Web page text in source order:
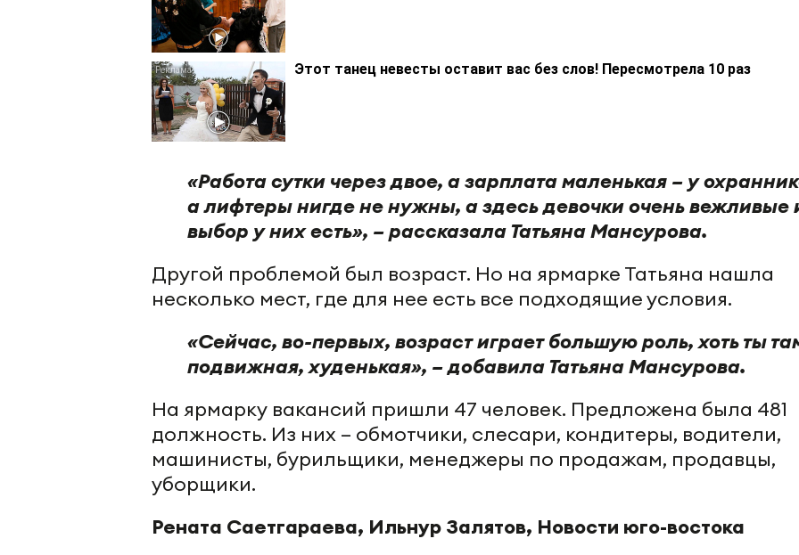
Этот танец невесты оставит вас без слов! Пересмотрела 10 раз
«Работа сутки через двое, а зарплата маленькая – у
а лифтеры нигде не нужны, а здесь девочки очень вежливые
выбор у них есть», – рассказала Татьяна Мансурова.
Другой проблемой был возраст. Но на ярмарке Татьяна нашла
несколько мест, где для нее есть все подходящие условия.
«Сейчас, во-первых, возраст играет большую роль, хоть ты
подвижная, худенькая», – добавила Татьяна Мансурова.
На ярмарку вакансий пришли 47 человек. Предложена была 481
должность. Из них – обмотчики, слесари, кондитеры, водители,
машинисты, бурильщики, менеджеры по продажам, продавцы,
уборщики.
Рената Саетгараева, Ильнур Залятов, Новости юго-востока